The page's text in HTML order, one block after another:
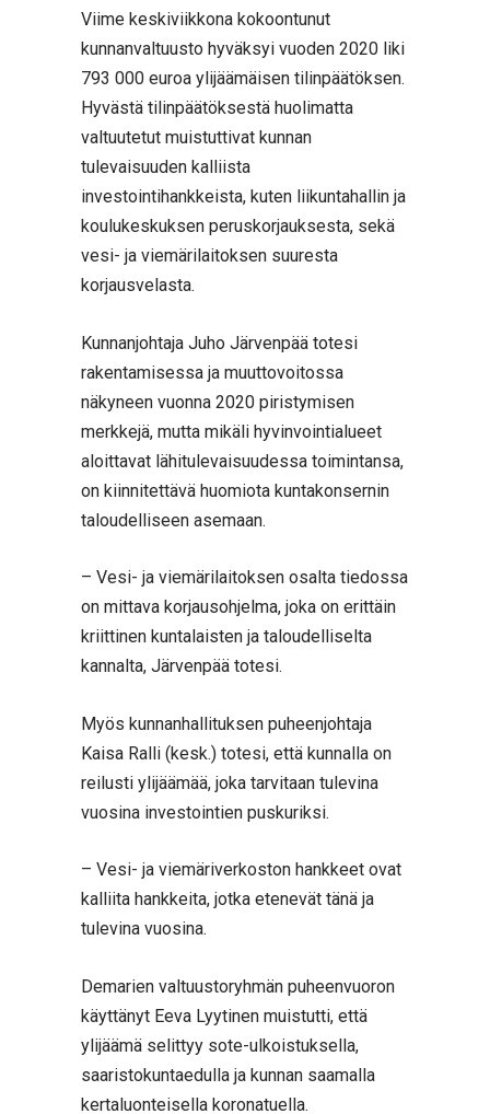
Viime keskiviikkona kokoontunut
kunnanvaltuusto hyväksyi vuoden 2020 liki
793 000 euroa ylijäämäisen tilinpäätöksen.
Hyvästä tilinpäätöksestä huolimatta
valtuutetut muistuttivat kunnan
tulevaisuuden kalliista
investointihankkeista, kuten liikuntahallin ja
koulukeskuksen peruskorjauksesta, sekä
vesi- ja viemärilaitoksen suuresta
korjausvelasta.
Kunnanjohtaja Juho Järvenpää totesi
rakentamisessa ja muuttovoitossa
näkyneen vuonna 2020 piristymisen
merkkejä, mutta mikäli hyvinvointialueet
aloittavat lähitulevaisuudessa toimintansa,
on kiinnitettävä huomiota kuntakonsernin
taloudelliseen asemaan.
– Vesi- ja viemärilaitoksen osalta tiedossa
on mittava korjausohjelma, joka on erittäin
kriittinen kuntalaisten ja taloudelliselta
kannalta, Järvenpää totesi.
Myös kunnanhallituksen puheenjohtaja
Kaisa Ralli (kesk.) totesi, että kunnalla on
reilusti ylijäämää, joka tarvitaan tulevina
vuosina investointien puskuriksi.
– Vesi- ja viemäriverkoston hankkeet ovat
kalliita hankkeita, jotka etenevät tänä ja
tulevina vuosina.
Demarien valtuustoryhmän puheenvuoron
käyttänyt Eeva Lyytinen muistutti, että
ylijäämä selittyy sote-ulkoistuksella,
saaristokuntaedulla ja kunnan saamalla
kertaluonteisella koronatuella.